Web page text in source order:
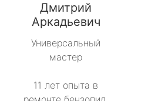
Дмитрий
Аркадьевич
Универсальный
мастер
11 лет опыта в